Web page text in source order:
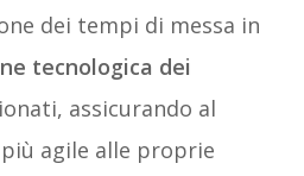
dei tempi di messa in
tecnologica dei
assicurando al
agile alle proprie